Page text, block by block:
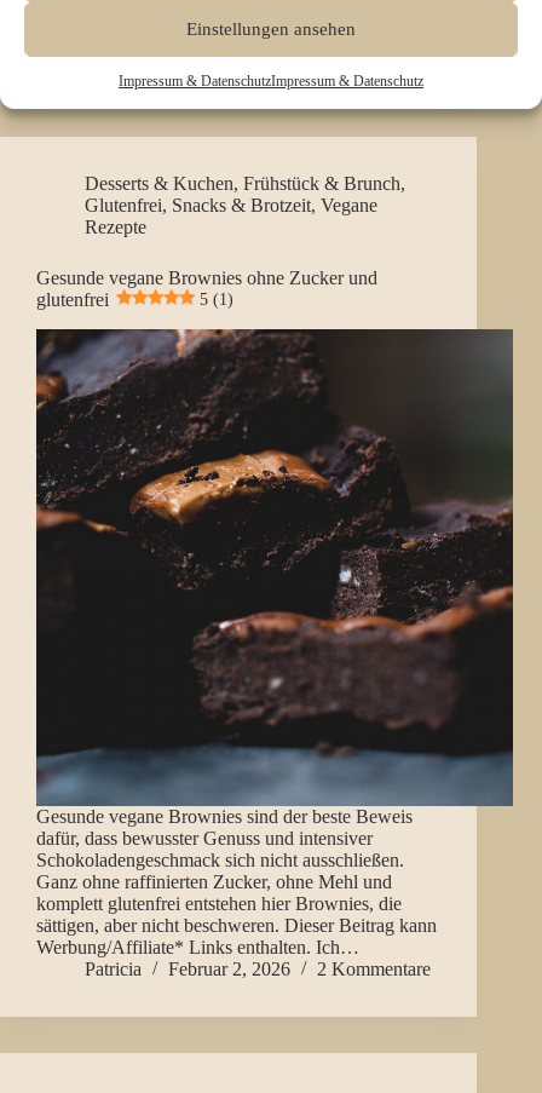
Einstellungen ansehen
Impressum & DatenschutzImpressum & Datenschutz
Patricia
Juni 18, 2026
Desserts & Kuchen, Frühstück & Brunch,
Glutenfrei, Snacks & Brotzeit, Vegane
Rezepte
Gesunde vegane Brownies ohne Zucker und
glutenfrei
5 (1)
Gesunde vegane Brownies sind der beste Beweis
dafür, dass bewusster Genuss und intensiver
Schokoladengeschmack sich nicht ausschließen.
Ganz ohne raffinierten Zucker, ohne Mehl und
komplett glutenfrei entstehen hier Brownies, die
sättigen, aber nicht beschweren. Dieser Beitrag kann
Werbung/Affiliate* Links enthalten. Ich…
Patricia
Februar 2, 2026 2 Kommentare